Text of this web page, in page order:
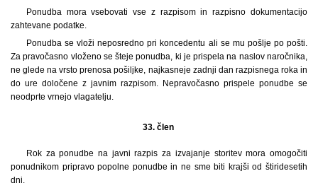
Ponudba mora vsebovati vse z razpisom in razpisno dokumentacijo
zahtevane podatke.
Ponudba se vloži neposredno pri koncedentu ali se mu pošlje po pošti.
Za pravočasno vloženo se šteje ponudba, ki je prispela na naslov naročnika,
ne glede na vrsto prenosa pošiljke, najkasneje zadnji dan razpisnega roka in
do ure določene z javnim razpisom. Nepravočasno prispele ponudbe se
neodprte vrnejo vlagatelju.
33. člen
Rok za ponudbe na javni razpis za izvajanje storitev mora omogočiti
ponudnikom pripravo popolne ponudbe in ne sme biti krajši od štiridesetih
dni.